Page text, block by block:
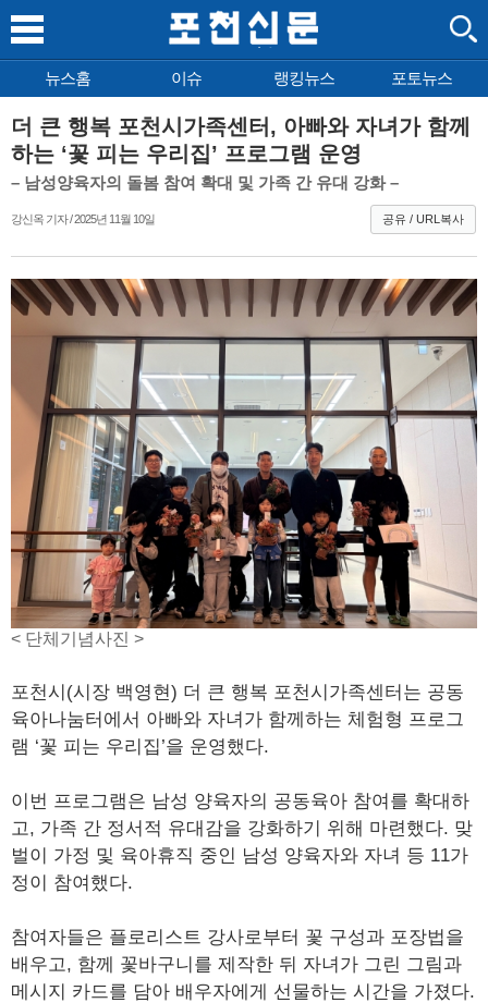
뉴스홈 이슈 랭킹뉴스 포토뉴스
더 큰 행복 포천시가족센터, 아빠와 자녀가 함께
하는 ‘꽃 피는 우리집’ 프로그램 운영
– 남성양육자의 돌봄 참여 확대 및 가족 간 유대 강화 –
강신옥 기자 / 2025년 11월 10일 공유 / URL복사
< 단체기념사진 >
포천시(시장 백영현) 더 큰 행복 포천시가족센터는 공동
육아나눔터에서 아빠와 자녀가 함께하는 체험형 프로그
램 ‘꽃 피는 우리집’을 운영했다.
이번 프로그램은 남성 양육자의 공동육아 참여를 확대하
고, 가족 간 정서적 유대감을 강화하기 위해 마련했다. 맞
벌이 가정 및 육아휴직 중인 남성 양육자와 자녀 등 11가
정이 참여했다.
참여자들은 플로리스트 강사로부터 꽃 구성과 포장법을
배우고, 함께 꽃바구니를 제작한 뒤 자녀가 그린 그림과
메시지 카드를 담아 배우자에게 선물하는 시간을 가졌다.